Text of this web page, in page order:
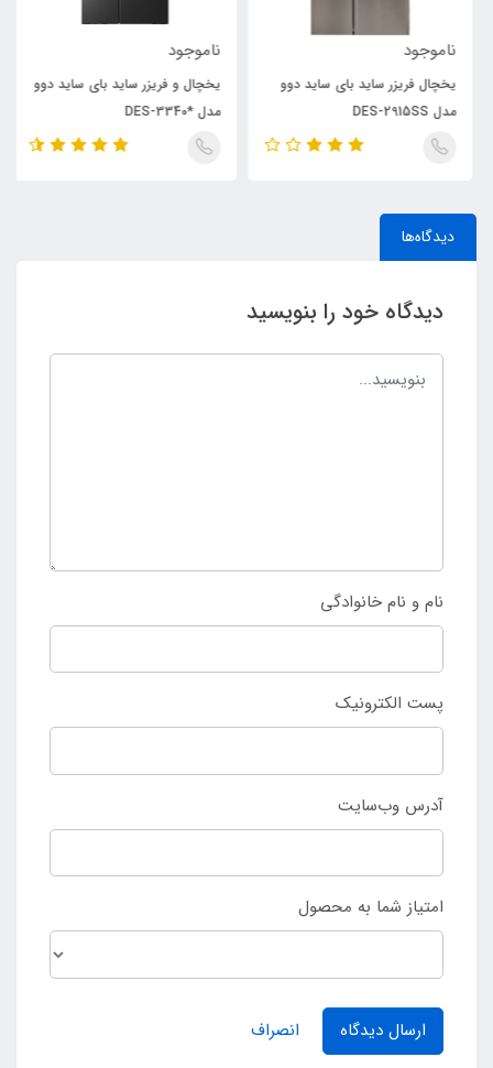
ناموجود
یخچال فریزر ساید بای ساید دوو
مدل DES-2915SS
ناموجود
یخچال و فریزر ساید بای ساید دوو
مدل *DES-3340
دیدگاه‌ها
دیدگاه خود را بنویسید
نام و نام خانوادگی
پست الکترونیک
آدرس وب‌سایت
امتیاز شما به محصول
ارسال دیدگاه انصراف